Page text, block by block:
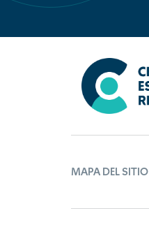
MAPA DEL SITIO